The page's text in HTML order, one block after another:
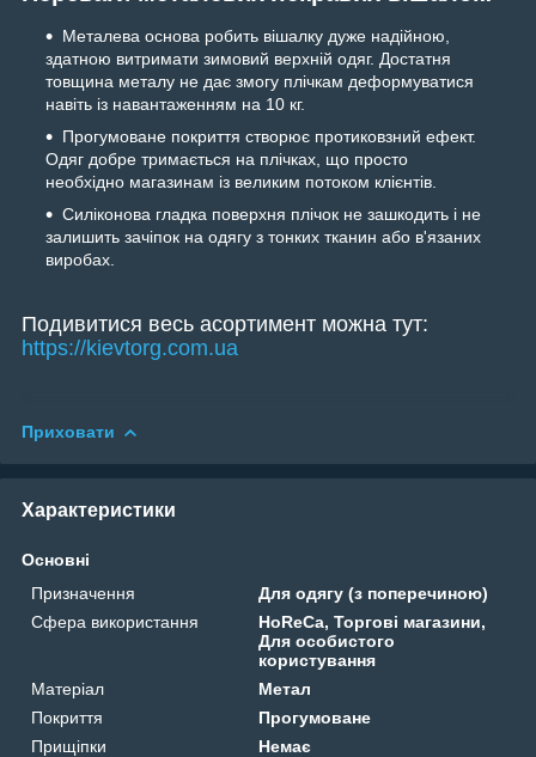
Металева основа робить вішалку дуже надійною,
здатною витримати зимовий верхній одяг. Достатня
товщина металу не дає змогу плічкам деформуватися
навіть із навантаженням на 10 кг.
Прогумоване покриття створює протиковзний ефект.
Одяг добре тримається на плічках, що просто
необхідно магазинам із великим потоком клієнтів.
Силіконова гладка поверхня плічок не зашкодить і не
залишить зачіпок на одягу з тонких тканин або в'язаних
виробах.
Подивитися весь асортимент можна тут:
https://kievtorg.com.ua
Приховати
Характеристики
Основні
Призначення
Для одягу (з поперечиною)
Сфера використання
HoReCa, Торгові магазини,
Для особистого
користування
Матеріал
Метал
Покриття
Прогумоване
Прищіпки
Немає